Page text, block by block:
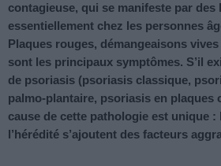
contagieuse, qui se manifeste par des
essentiellement chez les personnes
Plaques rouges, démangeaisons
sont les principaux symptômes. S’il
de psoriasis (psoriasis classique,
palmo-plantaire, psoriasis en plaques
cause de cette pathologie est unique :
l’hérédité s’ajoutent des facteurs